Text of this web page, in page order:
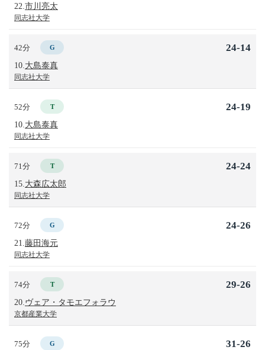
22. 市川亮太
同志社大学
42分 G
10. 大島泰真
同志社大学
24-14
52分 T
10. 大島泰真
同志社大学
24-19
71分 T
15. 大森広太郎
同志社大学
24-24
72分 G
21. 藤田海元
同志社大学
24-26
74分 T
20. ヴェア・タモエフォラウ
京都産業大学
29-26
75分 G 31-26